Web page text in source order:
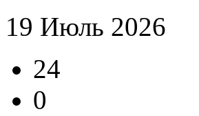
19 Июль 2026
24
0